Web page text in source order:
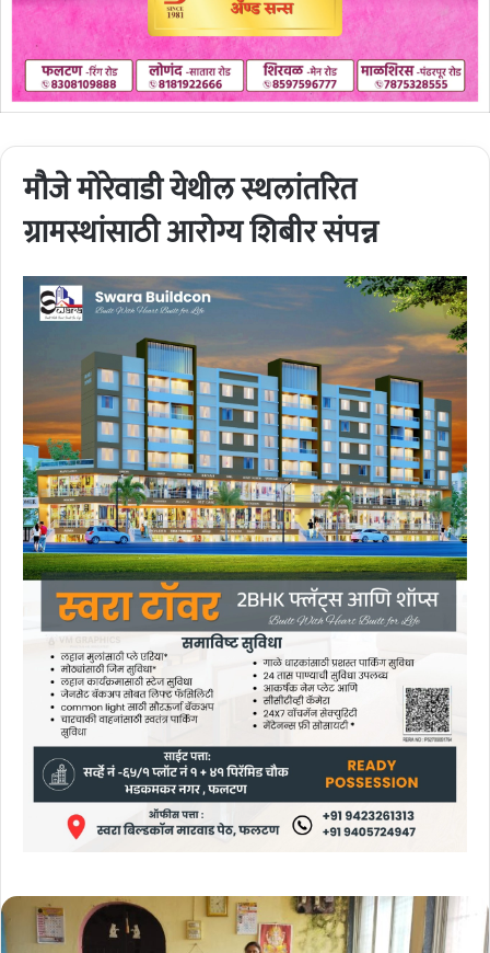
मौजे मोरेवाडी येथील स्थलांतरित
ग्रामस्थांसाठी आरोग्य शिबीर संपन्न